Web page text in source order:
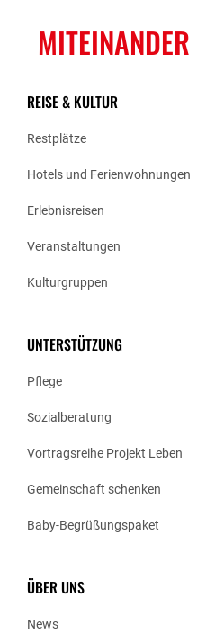
MITEINANDER
REISE & KULTUR
Restplätze
Hotels und Ferienwohnungen
Erlebnisreisen
Veranstaltungen
Kulturgruppen
UNTERSTÜTZUNG
Pflege
Sozialberatung
Vortragsreihe Projekt Leben
Gemeinschaft schenken
Baby-Begrüßungspaket
ÜBER UNS
News